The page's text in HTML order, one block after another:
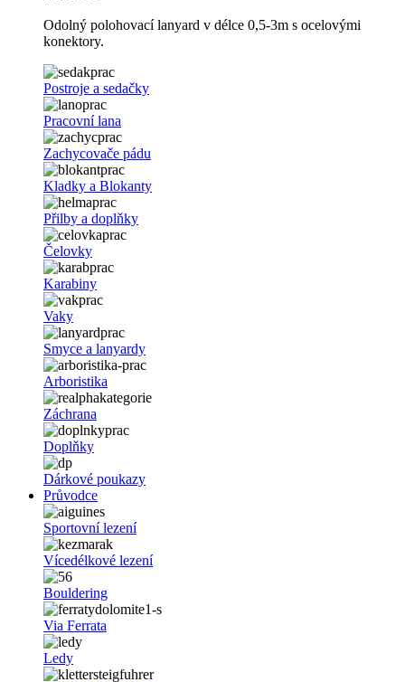
Odolný polohovací lanyard v délce 0,5-3m s ocelovými
konektory.
Postroje a sedačky
Pracovní lana
Zachycovače pádu
Kladky a Blokanty
Přilby a doplňky
Čelovky
Karabiny
Vaky
Smyce a lanyardy
Arboristika
Záchrana
Doplňky
Dárkové poukazy
Průvodce
Sportovní lezení
Vícedélkové lezení
Bouldering
Via Ferrata
Ledy